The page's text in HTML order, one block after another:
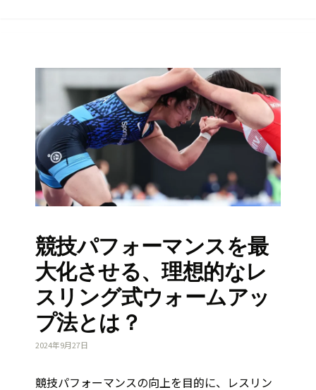
競技パフォーマンスを最
大化させる、理想的なレ
スリング式ウォームアッ
プ法とは？
2024年9月27日
競技パフォーマンスの向上を目的に、レスリン